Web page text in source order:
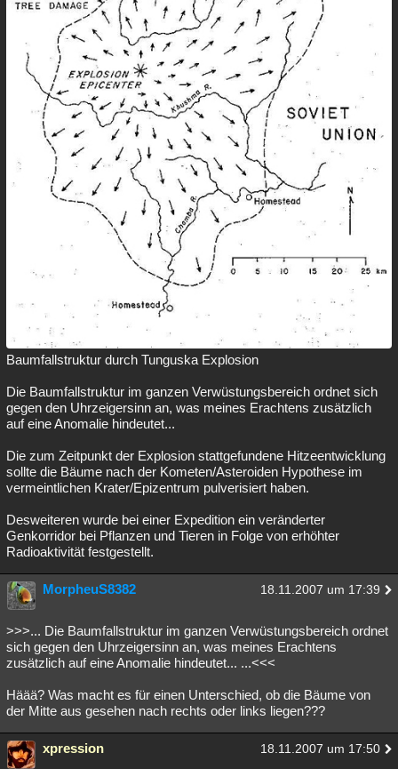
Baumfallstruktur durch Tunguska Explosion
Die Baumfallstruktur im ganzen Verwüstungsbereich ordnet sich
gegen den Uhrzeigersinn an, was meines Erachtens zusätzlich
auf eine Anomalie hindeutet...
Die zum Zeitpunkt der Explosion stattgefundene Hitzeentwicklung
sollte die Bäume nach der Kometen/Asteroiden Hypothese im
vermeintlichen Krater/Epizentrum pulverisiert haben.
Desweiteren wurde bei einer Expedition ein veränderter
Genkorridor bei Pflanzen und Tieren in Folge von erhöhter
Radioaktivität festgestellt.
MorpheuS8382 18.11.2007 um 17:39
>>>... Die Baumfallstruktur im ganzen Verwüstungsbereich ordnet
sich gegen den Uhrzeigersinn an, was meines Erachtens
zusätzlich auf eine Anomalie hindeutet... ...<<<
Häää? Was macht es für einen Unterschied, ob die Bäume von
der Mitte aus gesehen nach rechts oder links liegen???
xpression 18.11.2007 um 17:50